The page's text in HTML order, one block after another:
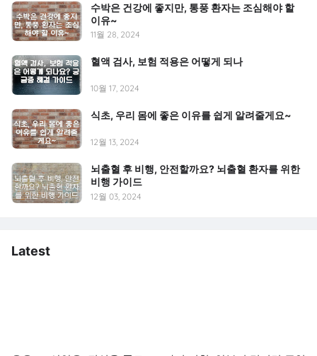
수박은 건강에 좋지만, 통풍 환자는 조심해야 할
이유~
11월 28, 2024
혈액 검사, 보험 적용은 어떻게 되나
10월 17, 2024
식초, 우리 몸에 좋은 이유를 쉽게 알려줄게요~
12월 13, 2024
뇌출혈 후 비행, 안전할까요? 뇌출혈 환자를 위한
비행 가이드
12월 03, 2024
Latest